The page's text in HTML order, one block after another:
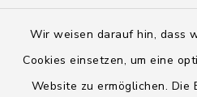
Wir weisen darauf hin, dass
Cookies einsetzen, um eine
Website zu ermöglichen. Die